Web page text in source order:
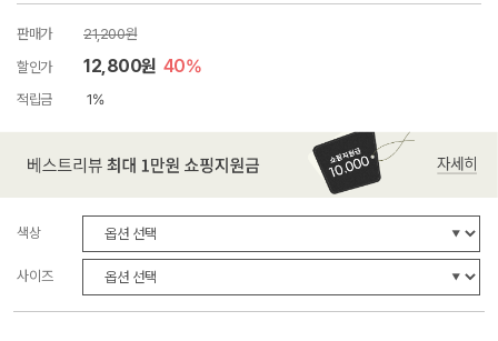
판매가
21,200원
할인가
12,800원 40%
적립금 1%
색상
사이즈